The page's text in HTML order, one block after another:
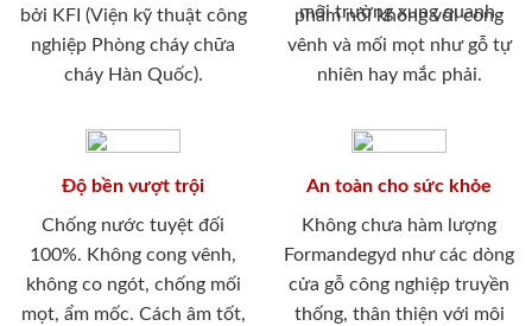
môi trường xung quanh.
bởi KFI (Viện kỹ thuật công
nghiệp Phòng cháy chữa
cháy Hàn Quốc).
phẩm nói không với cong
vênh và mối mọt như gỗ tự
nhiên hay mắc phải.
Độ bền vượt trội
Chống nước tuyệt đối
100%. Không cong vênh,
không co ngót, chống mối
mọt, ẩm mốc. Cách âm tốt,
An toàn cho sức khỏe
Không chưa hàm lượng
Formandegyd như các dòng
cửa gỗ công nghiệp truyền
thống, thân thiện với môi